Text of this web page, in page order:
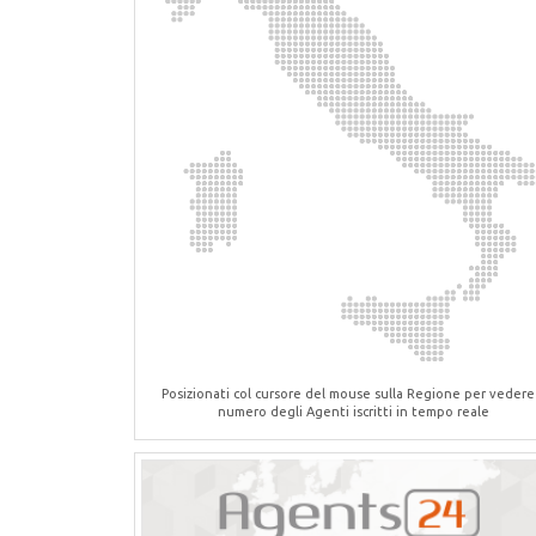
Posizionati col cursore del mouse sulla Regione per
numero degli Agenti iscritti in tempo reale